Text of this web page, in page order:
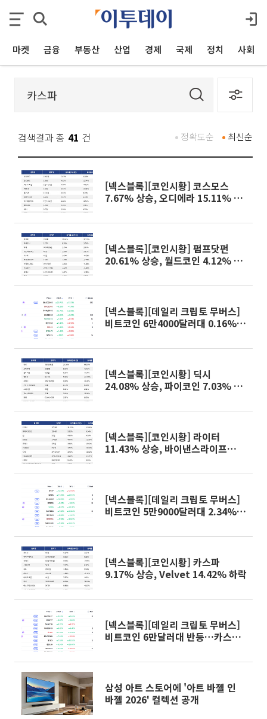
마켓 금융 부동산 산업 경제 국제 정치 사회
검색결과 총 41 건 최신순
정확도순
[넥스블록][코인시황] 코스모스
7.67% 상승, 오디에라 15.11% 하
[넥스블록][코인시황] 펌프닷펀
20.61% 상승, 월드코인 4.12% 하
[넥스블록][데일리 크립토 무버스]
비트코인 6만4000달러대 0.16%
[넥스블록][코인시황] 딕시
24.08% 상승, 파이코인 7.03% 하
[넥스블록][코인시황] 라이터
11.43% 상승, 바이낸스라이프
[넥스블록][데일리 크립토 무버스]
비트코인 5만9000달러대 2.34%
[넥스블록][코인시황] 카스파
9.17% 상승, Velvet 14.42% 하락
[넥스블록][데일리 크립토 무버스]
비트코인 6만달러대 반등…카스파·
삼성 아트 스토어에 '아트 바젤 인
바젤 2026' 컬렉션 공개